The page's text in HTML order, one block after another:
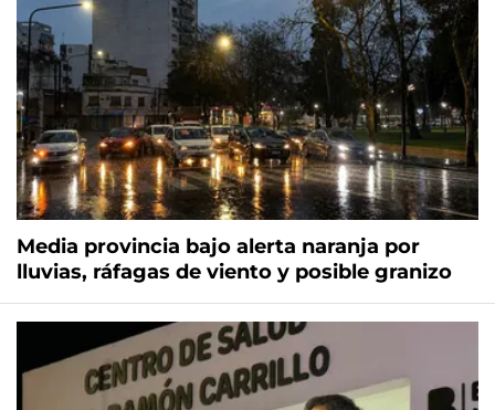
Media provincia bajo alerta naranja por
lluvias, ráfagas de viento y posible granizo